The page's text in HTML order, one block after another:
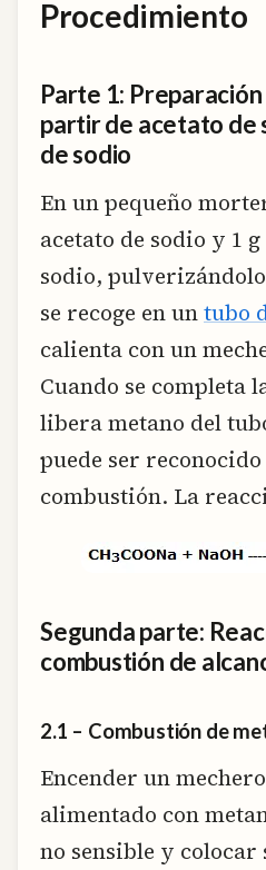
Procedimiento
Parte 1:
partir de acetato de
de sodio
En un pequeño
acetato de sodio y 1
sodio,
se recoge en untubo
calienta con un
Cuando se completa
libera metano del
puede ser
combustión. La
Segunda parte:
combustión de
2.1 – Combustión de
Encender un
alimentado con
no sensible y colocar